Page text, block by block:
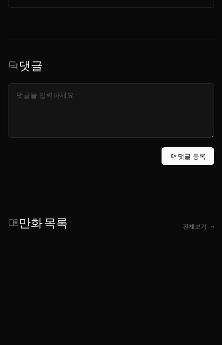
forum댓글
send댓글 등록
menu_book만화 목록 전체보기 →